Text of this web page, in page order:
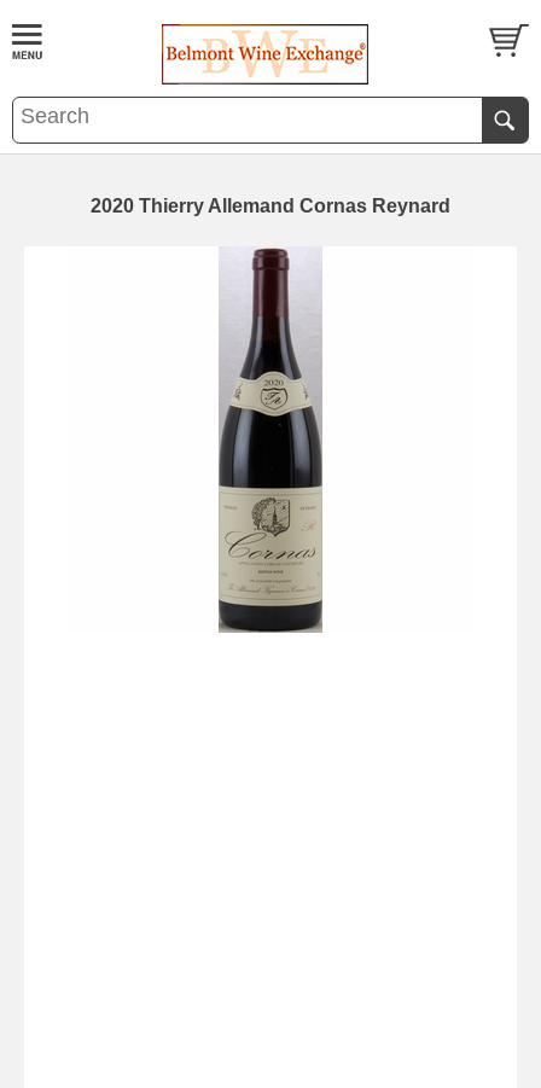
2020 Thierry Allemand Cornas Reynard